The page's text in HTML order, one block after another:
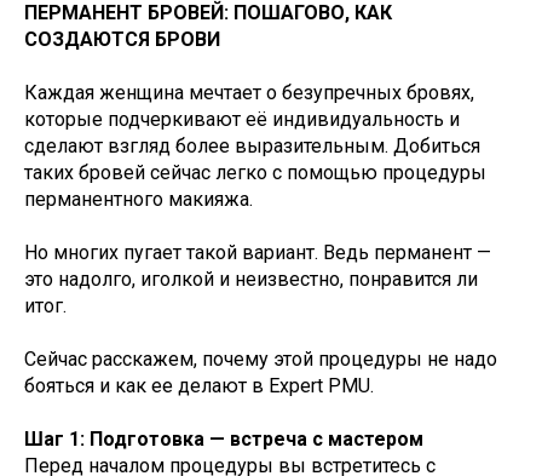
ПЕРМАНЕНТ БРОВЕЙ: ПОШАГОВО, КАК
СОЗДАЮТСЯ БРОВИ
Каждая женщина мечтает о безупречных бровях,
которые подчеркивают её индивидуальность и
сделают взгляд более выразительным. Добиться
таких бровей сейчас легко с помощью процедуры
перманентного макияжа.
Но многих пугает такой вариант. Ведь перманент —
это надолго, иголкой и неизвестно, понравится ли
итог.
Сейчас расскажем, почему этой процедуры не надо
бояться и как ее делают в Expert PMU.
Шаг 1: Подготовка — встреча с мастером
Перед началом процедуры вы встретитесь с